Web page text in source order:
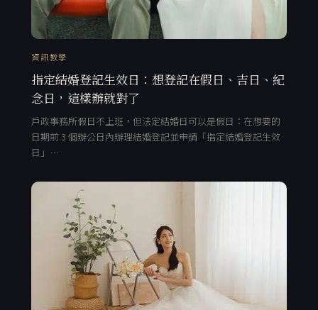
資訊教學
指定結婚登記生效日：想登記在假日、吉日、紀
念日，這樣辦就對了
戶政事務所假日不上班，但法定結婚日可以是假日：在想要的
日期前 3 個辦公日內辦理結婚登記並申請「指定結婚登記生效
日」…